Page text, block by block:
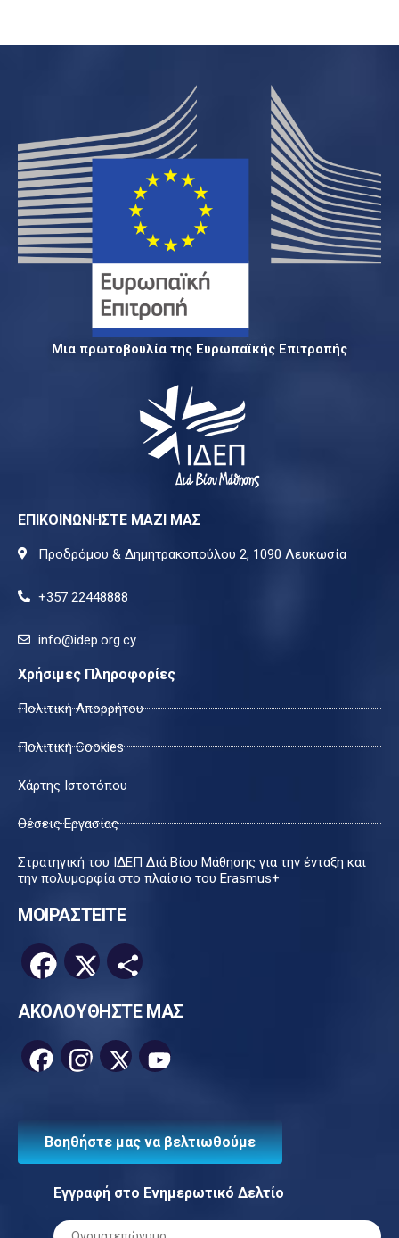
Μια πρωτοβουλία της Ευρωπαϊκής Επιτροπής
ΕΠΙΚΟΙΝΩΝΗΣΤΕ ΜΑΖΙ ΜΑΣ
Προδρόμου & Δημητρακοπούλου 2, 1090 Λευκωσία
+357 22448888
info@idep.org.cy
Χρήσιμες Πληροφορίες
Πολιτική Απορρήτου
Πολιτική Cookies
Χάρτης Ιστοτόπου
Θέσεις Εργασίας
Στρατηγική του ΙΔΕΠ Διά Βίου Μάθησης για την ένταξη και
την πολυμορφία στο πλαίσιο του Erasmus+
ΜΟΙΡΑΣΤΕΙΤΕ
Facebook
X
ΑΚΟΛΟΥΘΗΣΤΕ ΜΑΣ
FacebookInstagram
X
Βοηθήστε μας να βελτιωθούμε
Εγγραφή στο Ενημερωτικό Δελτίο
Ονοματεπώνυμο